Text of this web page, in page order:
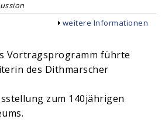
Anzeigen
weitere Informationen
Vortragsprogramm führte
des Dithmarscher
zum 140jährigen